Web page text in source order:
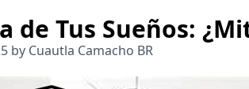
de Tus Sueños:
by Cuautla Camacho BR